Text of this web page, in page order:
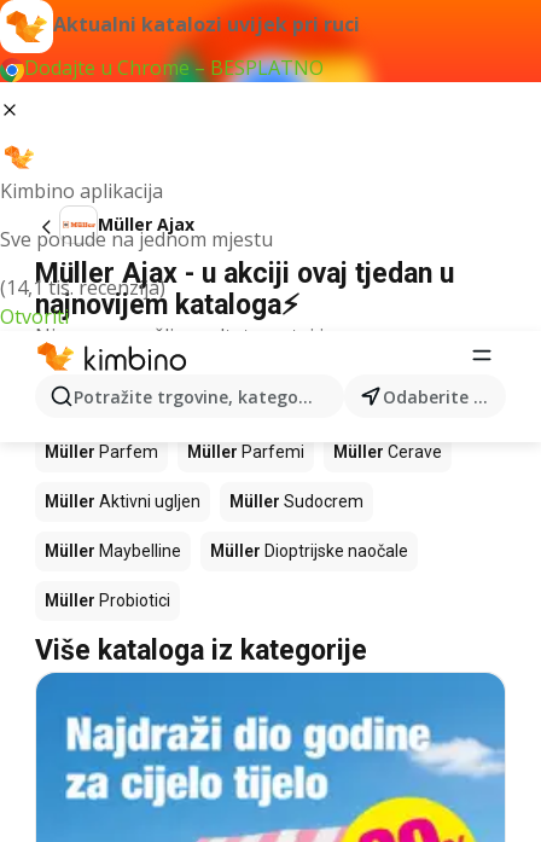
Aktualni katalozi uvijek pri ruci
Dodajte u Chrome – BESPLATNO
Kimbino aplikacija
Sve ponude na jednom mjestu
(14,1 tis. recenzija)
Otvoriti
Potražite trgovine, kategorije, proizvode... Odaberite grad
Müller Ajax
Müller Ajax - u akciji ovaj tjedan u
najnovijem kataloga⚡
Nismo pronašli rezultate za taj izraz.
Slijedeći proizvodi u trgovinama
Müller
Müller Parfem Müller Parfemi Müller Cerave
Müller Aktivni ugljen Müller Sudocrem
Müller Maybelline Müller Dioptrijske naočale
Müller Probiotici
Više kataloga iz kategorije